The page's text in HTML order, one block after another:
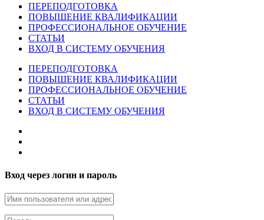
ПЕРЕПОДГОТОВКА
ПОВЫШЕНИЕ КВАЛИФИКАЦИИ
ПРОФЕССИОНАЛЬНОЕ ОБУЧЕНИЕ
СТАТЬИ
ВХОД В СИСТЕМУ ОБУЧЕНИЯ
ПЕРЕПОДГОТОВКА
ПОВЫШЕНИЕ КВАЛИФИКАЦИИ
ПРОФЕССИОНАЛЬНОЕ ОБУЧЕНИЕ
СТАТЬИ
ВХОД В СИСТЕМУ ОБУЧЕНИЯ
Вход через логин и пароль